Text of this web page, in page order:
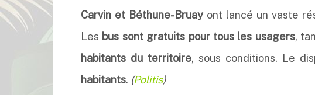
Carvin et Béthune-Bruay ont lancé un vaste
Les bus sont gratuits pour tous les usagers,
habitants du territoire, sous conditions. Le
habitants. (Politis)